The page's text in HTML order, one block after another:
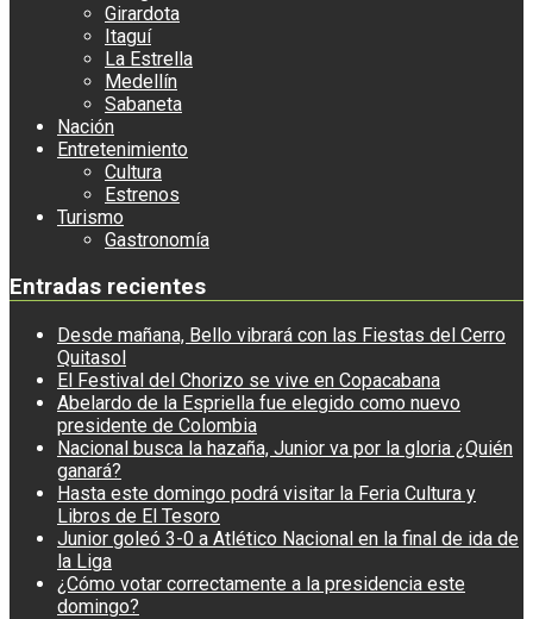
Girardota
Itaguí
La Estrella
Medellín
Sabaneta
Nación
Entretenimiento
Cultura
Estrenos
Turismo
Gastronomía
Entradas recientes
Desde mañana, Bello vibrará con las Fiestas del Cerro
Quitasol
El Festival del Chorizo se vive en Copacabana
Abelardo de la Espriella fue elegido como nuevo
presidente de Colombia
Nacional busca la hazaña, Junior va por la gloria ¿Quién
ganará?
Hasta este domingo podrá visitar la Feria Cultura y
Libros de El Tesoro
Junior goleó 3-0 a Atlético Nacional en la final de ida de
la Liga
¿Cómo votar correctamente a la presidencia este
domingo?